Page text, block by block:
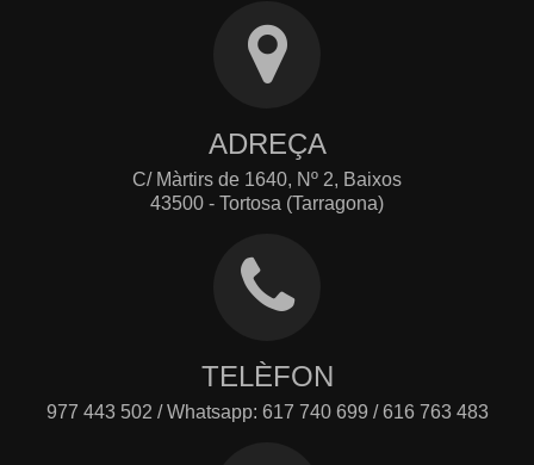
ADREÇA
C/ Màrtirs de 1640, Nº 2, Baixos
43500 - Tortosa (Tarragona)
TELÈFON
977 443 502 / Whatsapp: 617 740 699 / 616 763 483